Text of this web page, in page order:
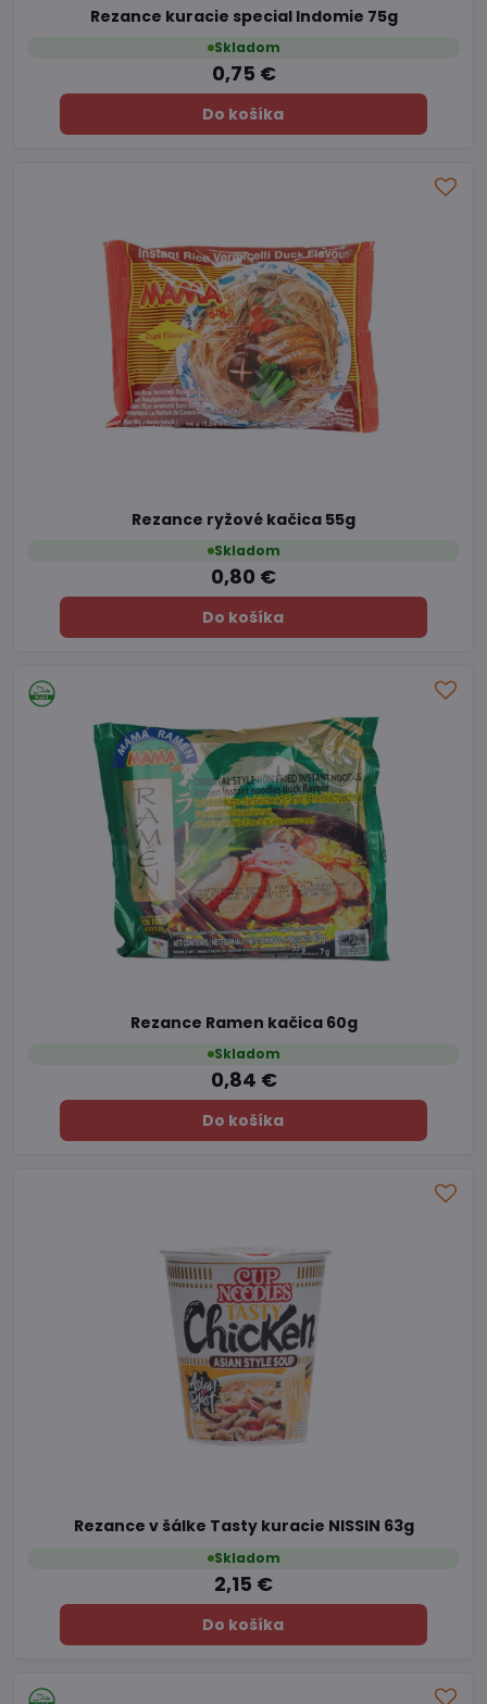
Rezance kuracie special Indomie 75g
Skladom
0,75 €
Do košíka
Rezance ryžové kačica 55g
Skladom
0,80 €
Do košíka
Rezance Ramen kačica 60g
Skladom
0,84 €
Do košíka
Rezance v šálke Tasty kuracie NISSIN 63g
Skladom
2,15 €
Do košíka